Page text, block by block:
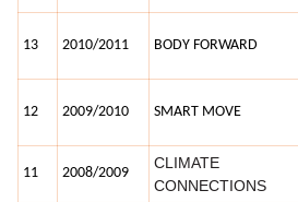
13 2010/2011 BODY FORWARD
12 2009/2010 SMART MOVE
11 2008/2009
CLIMATE
CONNECTIONS